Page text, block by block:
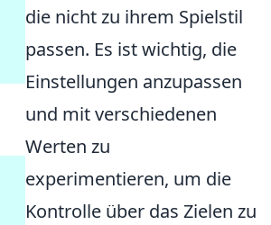
die nicht zu ihrem Spielstil
passen. Es ist wichtig, die
Einstellungen anzupassen
und mit verschiedenen
Werten zu
experimentieren, um die
Kontrolle über das Zielen zu